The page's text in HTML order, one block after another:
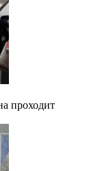
проходит